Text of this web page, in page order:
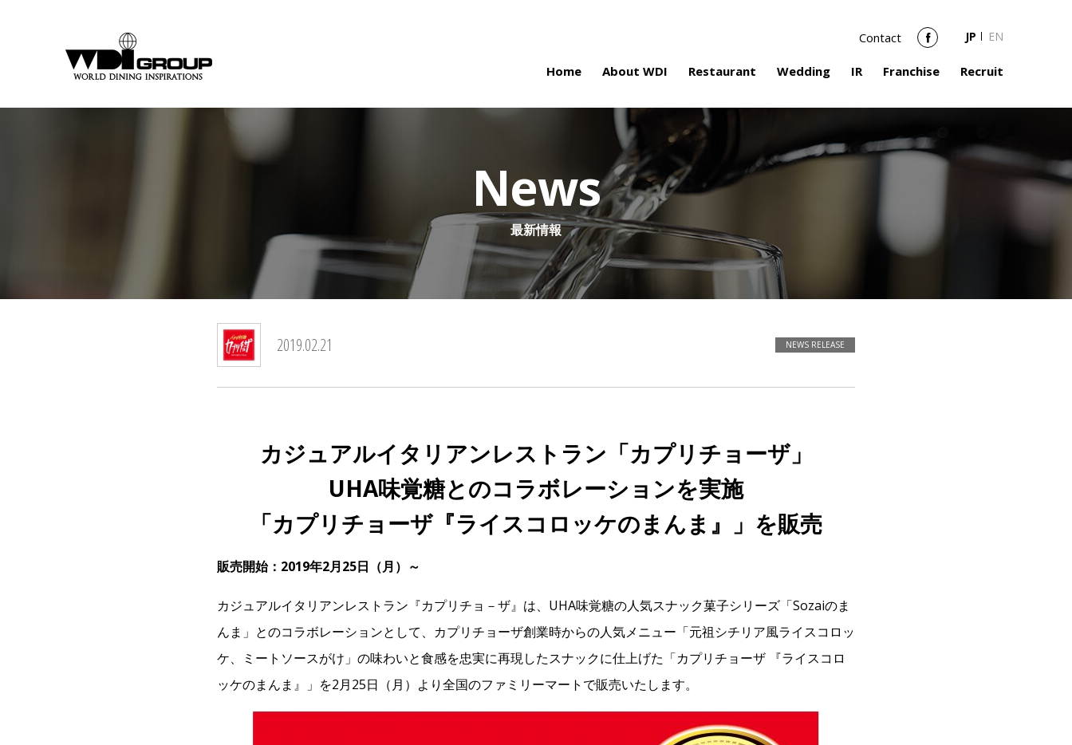
Home About WDI Restaurant Wedding IR Franchise Recruit
Contact Facebook
JP EN
News
最新情報
2019.02.21 NEWS RELEASE
カジュアルイタリアンレストラン「カプリチョーザ」
UHA味覚糖とのコラボレーションを実施
「カプリチョーザ『ライスコロッケのまんま』」を販売
販売開始：2019年2月25日（月）～
カジュアルイタリアンレストラン『カプリチョ－ザ』は、UHA味覚糖の人気スナック菓子シリーズ「Sozaiのま
んま」とのコラボレーションとして、カプリチョーザ創業時からの人気メニュー「元祖シチリア風ライスコロッ
ケ、ミートソースがけ」の味わいと食感を忠実に再現したスナックに仕上げた「カプリチョーザ 『ライスコロ
ッケのまんま』」を2月25日（月）より全国のファミリーマートで販売いたします。